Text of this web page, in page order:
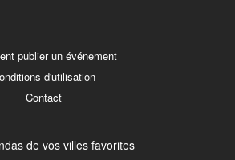
publier un événement
d'utilisation
Contact
de vos villes favorites